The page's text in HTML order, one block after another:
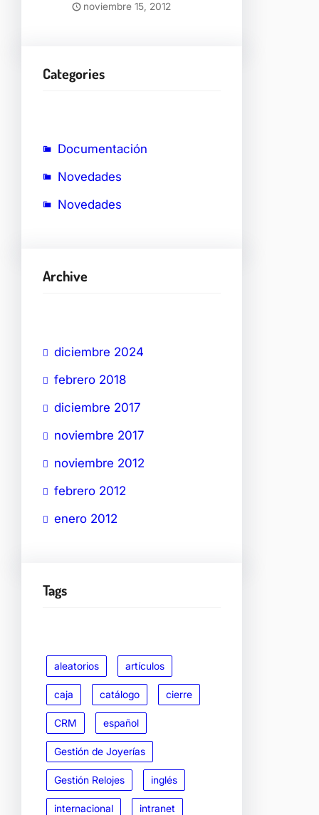
noviembre 15, 2012
Categories
Documentación
Novedades
Novedades
Archive
diciembre 2024
febrero 2018
diciembre 2017
noviembre 2017
noviembre 2012
febrero 2012
enero 2012
Tags
aleatorios artículos
caja catálogo cierre
CRM español
Gestión de Joyerías
Gestión Relojes inglés
internacional intranet